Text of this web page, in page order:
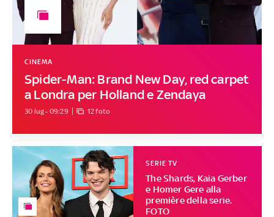
Spider-Man: Brand New Day, red carpet
a Londra per Holland e Zendaya
CINEMA
30 lug - 09:29 12 foto
The Shards, Kaia Gerber
e Homer Gere alla
première della serie.
FOTO
SERIE TV